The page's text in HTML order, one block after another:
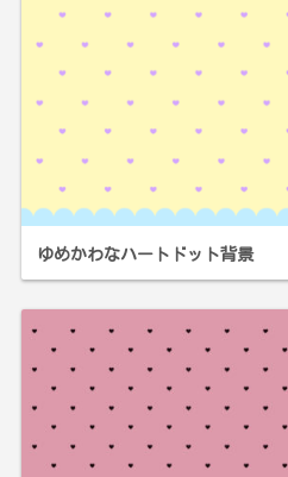
ゆめかわなハートドット背景